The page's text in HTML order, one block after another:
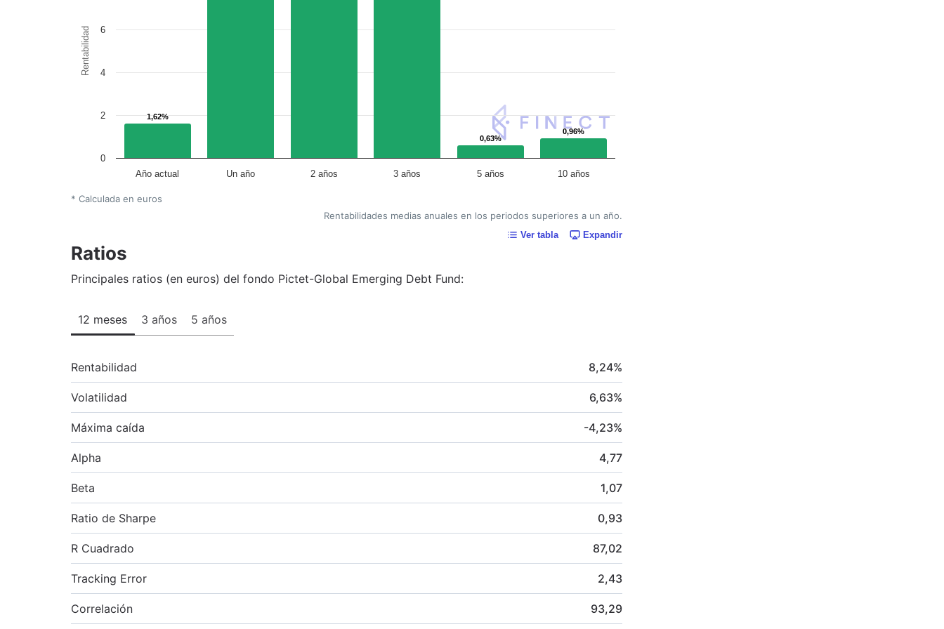
Rentabilidad
1,62%
1,62%
0,63%
0,63%
0,96%
0,96%
Año actual Un año 2 años 3 años 5 años 10 años
0
2
4
6
* Calculada en euros
Rentabilidades medias anuales en los periodos superiores a un año.
Ver tabla Expandir
Ratios
Principales ratios (en euros) del fondo Pictet-Global Emerging Debt Fund:
12 meses 3 años 5 años
Rentabilidad 8,24%
Volatilidad 6,63%
Máxima caída -4,23%
Alpha 4,77
Beta 1,07
Ratio de Sharpe 0,93
R Cuadrado 87,02
Tracking Error 2,43
Correlación 93,29